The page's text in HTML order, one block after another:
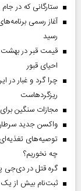
ستارگانی که در جام جهانی ۲۰۲۶
رسید
احیای قبور
چرا گرد و غبار در
ریزگردهاست
مجازات سنگین
واکسن جدید
چه نخوریم؟
گره قتل در دی‌جی پارتی با ۵۰
ثبت‌نام بیش از یک